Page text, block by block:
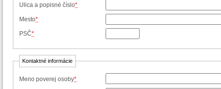
Ulica a popisné číslo*
Mesto*
PSČ*
Kontaktné informácie
Meno poverej osoby*